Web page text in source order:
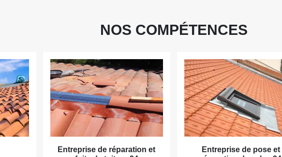
NOS COMPÉTENCES
Entreprise de réparation et
Entreprise de pose et